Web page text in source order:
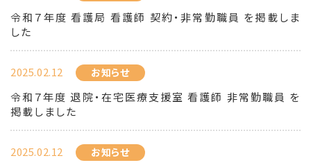
令和７年度 看護局 看護師 契約・非常勤職員 を掲載しま
した
2025.02.12 お知らせ
令和７年度 退院・在宅医療支援室 看護師 非常勤職員 を
掲載しました
2025.02.12 お知らせ